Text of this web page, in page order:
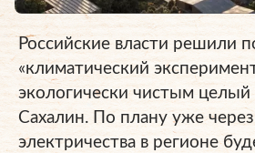
Российские власти решили
«климатический
экологически чистым целый
Сахалин. По плану уже
электричества в регионе